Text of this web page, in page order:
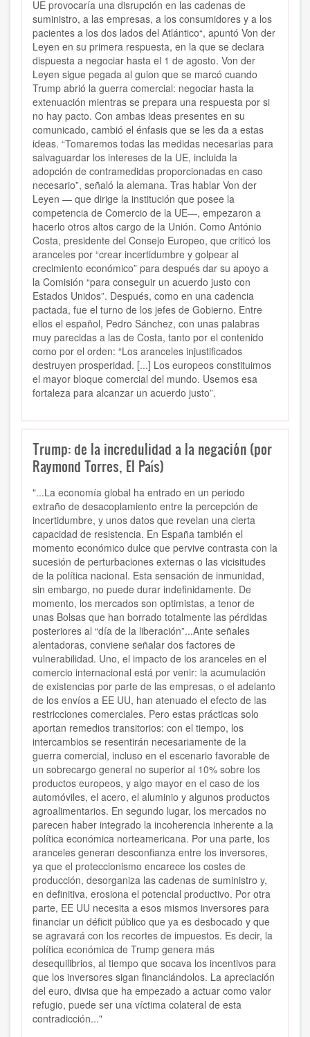
UE provocaría una disrupción en las cadenas de
suministro, a las empresas, a los consumidores y a los
pacientes a los dos lados del Atlántico“, apuntó Von der
Leyen en su primera respuesta, en la que se declara
dispuesta a negociar hasta el 1 de agosto. Von der
Leyen sigue pegada al guion que se marcó cuando
Trump abrió la guerra comercial: negociar hasta la
extenuación mientras se prepara una respuesta por si
no hay pacto. Con ambas ideas presentes en su
comunicado, cambió el énfasis que se les da a estas
ideas. “Tomaremos todas las medidas necesarias para
salvaguardar los intereses de la UE, incluida la
adopción de contramedidas proporcionadas en caso
necesario”, señaló la alemana. Tras hablar Von der
Leyen — que dirige la institución que posee la
competencia de Comercio de la UE—, empezaron a
hacerlo otros altos cargo de la Unión. Como António
Costa, presidente del Consejo Europeo, que criticó los
aranceles por “crear incertidumbre y golpear al
crecimiento económico” para después dar su apoyo a
la Comisión “para conseguir un acuerdo justo con
Estados Unidos”. Después, como en una cadencia
pactada, fue el turno de los jefes de Gobierno. Entre
ellos el español, Pedro Sánchez, con unas palabras
muy parecidas a las de Costa, tanto por el contenido
como por el orden: “Los aranceles injustificados
destruyen prosperidad. [...] Los europeos constituimos
el mayor bloque comercial del mundo. Usemos esa
fortaleza para alcanzar un acuerdo justo”.
Trump: de la incredulidad a la negación (por
Raymond Torres, El País)
"...La economía global ha entrado en un periodo
extraño de desacoplamiento entre la percepción de
incertidumbre, y unos datos que revelan una cierta
capacidad de resistencia. En España también el
momento económico dulce que pervive contrasta con la
sucesión de perturbaciones externas o las vicisitudes
de la política nacional. Esta sensación de inmunidad,
sin embargo, no puede durar indefinidamente. De
momento, los mercados son optimistas, a tenor de
unas Bolsas que han borrado totalmente las pérdidas
posteriores al “día de la liberación”...Ante señales
alentadoras, conviene señalar dos factores de
vulnerabilidad. Uno, el impacto de los aranceles en el
comercio internacional está por venir: la acumulación
de existencias por parte de las empresas, o el adelanto
de los envíos a EE UU, han atenuado el efecto de las
restricciones comerciales. Pero estas prácticas solo
aportan remedios transitorios: con el tiempo, los
intercambios se resentirán necesariamente de la
guerra comercial, incluso en el escenario favorable de
un sobrecargo general no superior al 10% sobre los
productos europeos, y algo mayor en el caso de los
automóviles, el acero, el aluminio y algunos productos
agroalimentarios. En segundo lugar, los mercados no
parecen haber integrado la incoherencia inherente a la
política económica norteamericana. Por una parte, los
aranceles generan desconfianza entre los inversores,
ya que el proteccionismo encarece los costes de
producción, desorganiza las cadenas de suministro y,
en definitiva, erosiona el potencial productivo. Por otra
parte, EE UU necesita a esos mismos inversores para
financiar un déficit público que ya es desbocado y que
se agravará con los recortes de impuestos. Es decir, la
política económica de Trump genera más
desequilibrios, al tiempo que socava los incentivos para
que los inversores sigan financiándolos. La apreciación
del euro, divisa que ha empezado a actuar como valor
refugio, puede ser una víctima colateral de esta
contradicción..."